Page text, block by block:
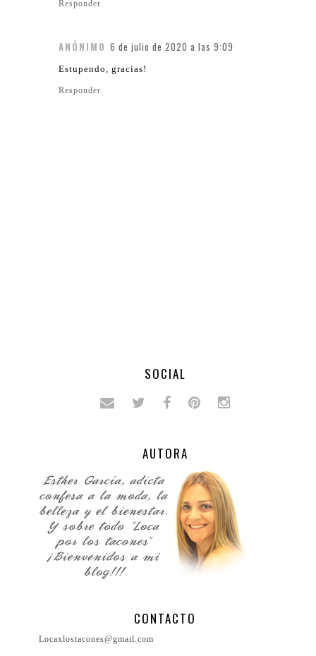
Responder
ANÓNIMO 6 de julio de 2020 a las 9:09
Estupendo, gracias!
Responder
SOCIAL
AUTORA
CONTACTO
Locaxlostacones@gmail.com